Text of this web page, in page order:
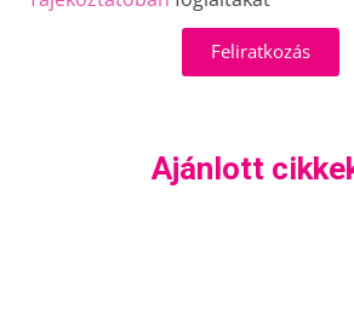
Feliratkozás
Ajánlott